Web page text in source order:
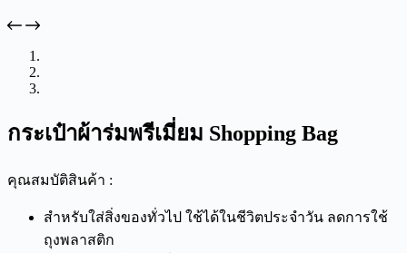
กระเป๋าผ้าร่มพรีเมี่ยม Shopping Bag
คุณสมบัติสินค้า :
สำหรับใส่สิ่งของทั่วไป ใช้ได้ในชีวิตประจำวัน ลดการใช้
ถุงพลาสติก